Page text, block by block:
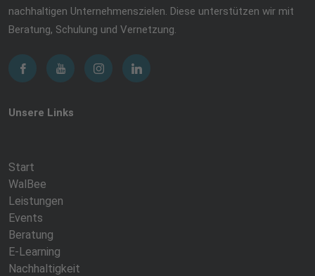
nachhaltigen Unternehmenszielen. Diese unterstützen wir mit
Beratung, Schulung und Vernetzung.
Unsere Links
Start
WalBee
Leistungen
Events
Beratung
E-Learning
Nachhaltigkeit